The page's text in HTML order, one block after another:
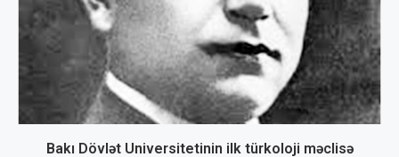
Bakı Dövlət Universitetinin ilk türkoloji məclisə